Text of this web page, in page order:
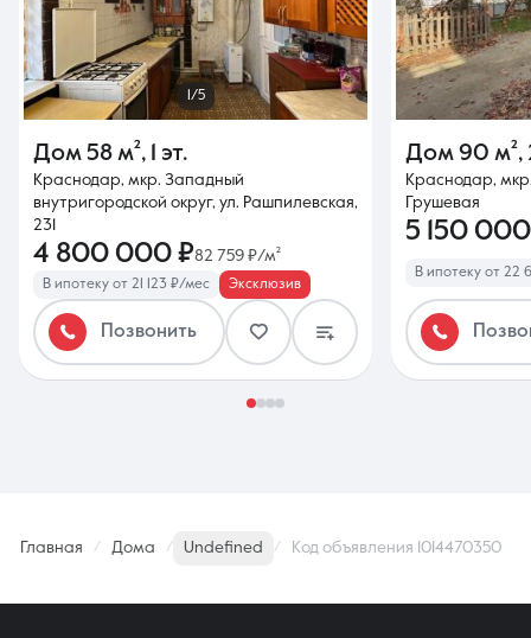
1/5
Дом 58 м², 1 эт.
Краснодар, мкр. Западный
внутригородской округ, ул. Рашпилевская,
231
4 800 000 ₽82 759 ₽/м²
В ипотеку от 21 123 ₽/мес Эксклюзив
Позвонить
Дом 90 м²,
Краснодар,
Грушевая
5 150
В ипотеку от 22
Главная Дома Undefined Код объявления 1014470350